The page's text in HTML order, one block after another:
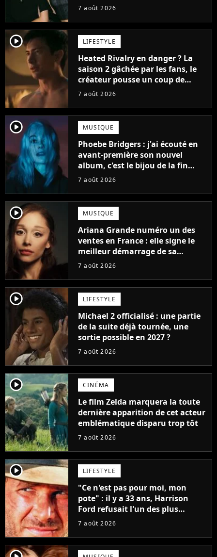
7 août 2026
player2 LIFESTYLE
Heated Rivalry en danger ? La
saison 2 gâchée par les fans, le
créateur pousse un coup de
gueule
7 août 2026
player2 MUSIQUE
Phoebe Bridgers : j'ai écouté en
avant-première son nouvel
album, c'est le bijou de la fin
d'été
7 août 2026
player2 MUSIQUE
Ariana Grande numéro un des
ventes en France : elle signe le
meilleur démarrage de sa
carrière avec son album Petal
7 août 2026
player2 LIFESTYLE
Michael 2 officialisé : une partie
de la suite déjà tournée, une
sortie possible en 2027 ?
7 août 2026
player2 CINÉMA
Le film Zelda marquera la toute
dernière apparition de cet acteur
emblématique disparu trop tôt
7 août 2026
player2 LIFESTYLE
"Ce n'est pas pour moi, mon
pote" : il y a 33 ans, Harrison
Ford refusait l'un des plus
grands succès de tous les temps
7 août 2026